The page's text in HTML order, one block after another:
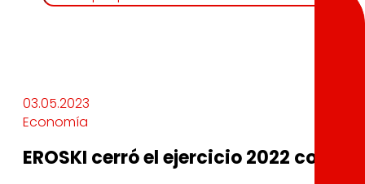
03.05.2023
Economía
EROSKI cerró el ejercicio 2022 con